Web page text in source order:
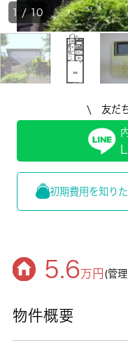
1 /10
\ 友だ
初期費用を知り
5.6万円 (管
物件概要